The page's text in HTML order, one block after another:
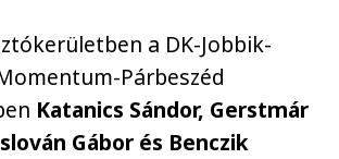
a DK-Jobbik-
Párbeszéd
Katanics Sándor, Gerstmár
Gábor és Benczik